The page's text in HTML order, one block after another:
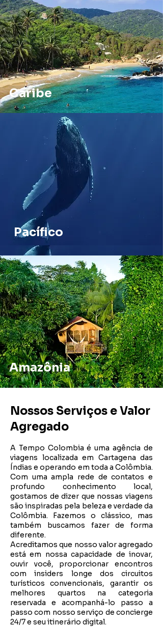
Caribe
Pacífico
Amazônia
Nossos Serviços e Valor
Agregado
A Tempo Colombia é uma agência de
viagens localizada em Cartagena das
Índias e operando em toda a Colômbia.
Com uma ampla rede de contatos e
profundo conhecimento local,
gostamos de dizer que nossas viagens
são inspiradas pela beleza e verdade da
Colômbia. Fazemos o clássico, mas
também buscamos fazer de forma
diferente.
Acreditamos que nosso valor agregado
está em nossa capacidade de inovar,
ouvir você, proporcionar encontros
com insiders longe dos circuitos
turísticos convencionais, garantir os
melhores quartos na categoria
reservada e acompanhá-lo passo a
passo com nosso serviço de concierge
24/7 e seu itinerário digital.